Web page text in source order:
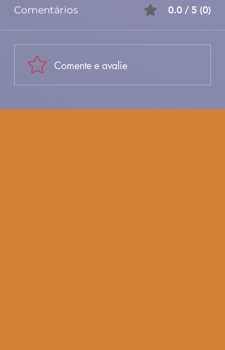
🎃✨ Azevias de
Abóbora à Antiga –
Cheias de Tradição 🇵🇹
Comentários 0.0 / 5 (0)
Comente e avalie